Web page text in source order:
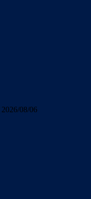
2026/08/06